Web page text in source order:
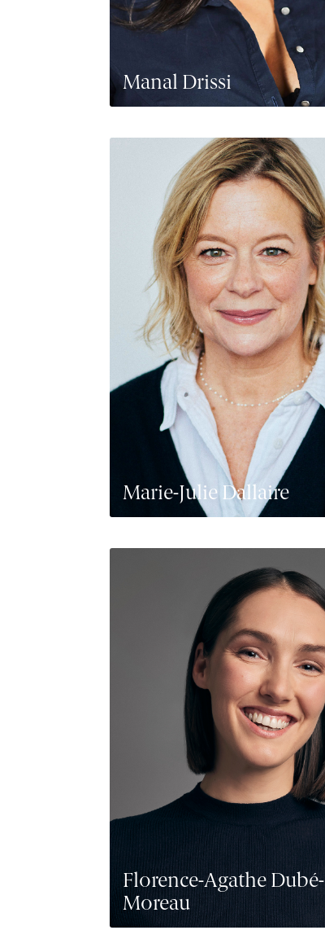
Manal Drissi
Marie-Julie Dallaire
Florence-Agathe Dubé-
Moreau